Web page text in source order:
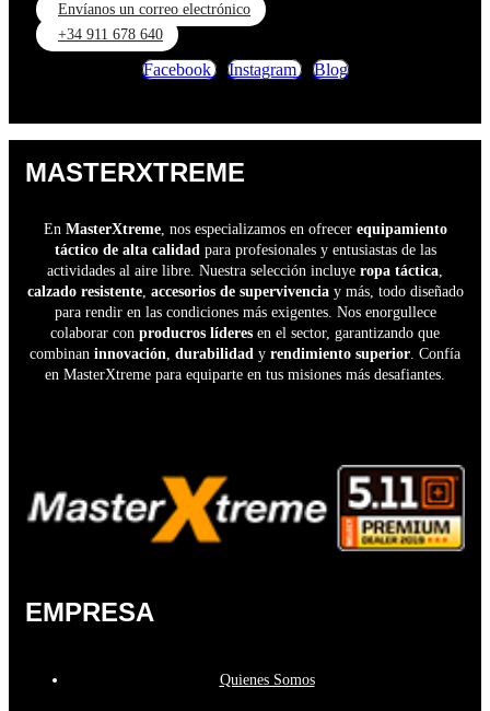
Envíanos un correo electrónico
+34 911 678 640
Facebook Instagram Blog
MASTERXTREME
En MasterXtreme, nos especializamos en ofrecer equipamiento
táctico de alta calidadpara profesionales y entusiastas de las
actividades al aire libre. Nuestra selección incluye ropa táctica,
calzado resistente, accesorios de supervivenciay más, todo diseñado
para rendir en las condiciones más exigentes. Nos enorgullece
colaborar con producros líderes en el sector, garantizando que
combinan innovación, durabilidad y rendimiento superior. Confía
en MasterXtreme para equiparte en tus misiones más desafiantes.
EMPRESA
Quienes Somos